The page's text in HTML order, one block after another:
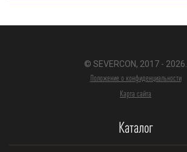
© SEVERCON, 2017 - 2026.
Положение о конфиденциальности
Карта сайта
Каталог